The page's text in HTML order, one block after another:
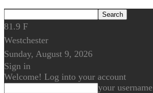
81.9 F
Westchester
Sunday, August 9, 2026
Sign in
Welcome! Log into your account
your username